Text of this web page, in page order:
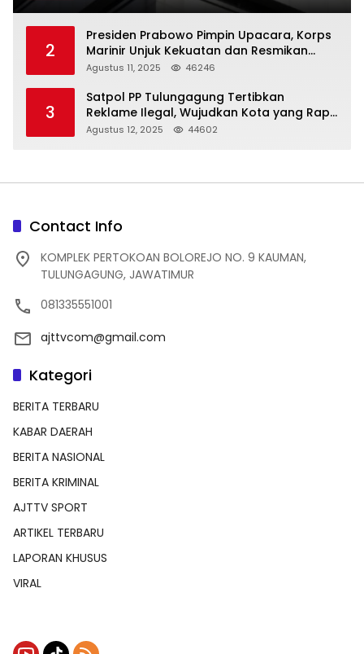
2
Presiden Prabowo Pimpin Upacara, Korps
Marinir Unjuk Kekuatan dan Resmikan
Struktur Baru
Agustus 11, 2025 46246
3
Satpol PP Tulungagung Tertibkan
Reklame Ilegal, Wujudkan Kota yang Rapi
dan Indah
Agustus 12, 2025 44602
Contact Info
KOMPLEK PERTOKOAN BOLOREJO NO. 9 KAUMAN,
TULUNGAGUNG, JAWATIMUR
081335551001
ajttvcom@gmail.com
Kategori
BERITA TERBARU
KABAR DAERAH
BERITA NASIONAL
BERITA KRIMINAL
AJTTV SPORT
ARTIKEL TERBARU
LAPORAN KHUSUS
VIRAL